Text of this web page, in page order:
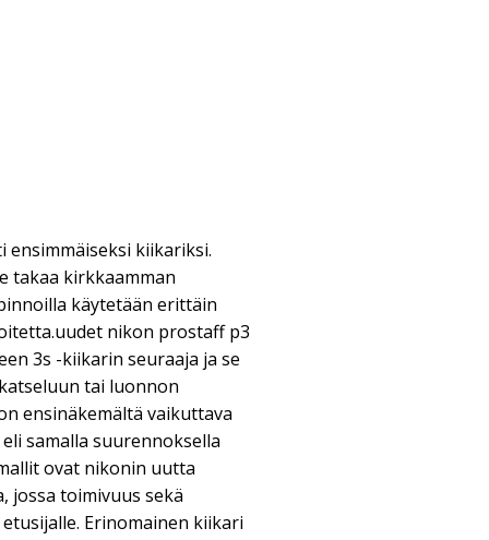
ensimmäiseksi kiikariksi.
takaa kirkkaamman
käytetään erittäin
nikon prostaff p3
3s -kiikarin seuraaja ja se
tai luonnon
ensinäkemältä vaikuttava
samalla suurennoksella
ovat nikonin uutta
jossa toimivuus sekä
Erinomainen kiikari